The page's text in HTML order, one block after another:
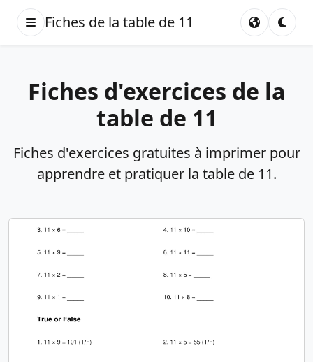
Fiches de la table de 11
Fiches d'exercices de la
table de 11
Fiches d'exercices gratuites à imprimer pour
apprendre et pratiquer la table de 11.